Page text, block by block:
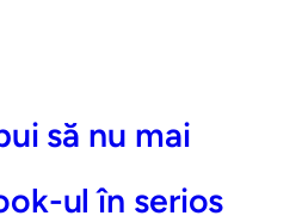
să nu mai
ul în serios